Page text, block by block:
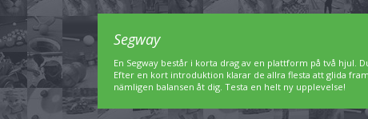
Segway
En Segway består i korta drag av en plattform på två hjul.
Efter en kort introduktion klarar de allra flesta att glida
nämligen balansen åt dig. Testa en helt ny upplevelse!